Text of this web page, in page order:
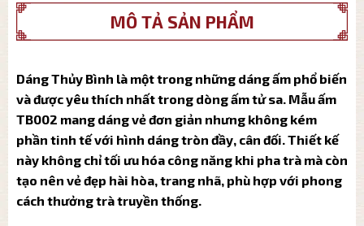
MÔ TẢ SẢN PHẨM
Dáng Thủy Bình là một trong những dáng ấm phổ biến
và được yêu thích nhất trong dòng ấm tử sa. Mẫu ấm
TB002 mang dáng vẻ đơn giản nhưng không kém
phần tinh tế với hình dáng tròn đầy, cân đối. Thiết kế
này không chỉ tối ưu hóa công năng khi pha trà mà còn
tạo nên vẻ đẹp hài hòa, trang nhã, phù hợp với phong
cách thưởng trà truyền thống.